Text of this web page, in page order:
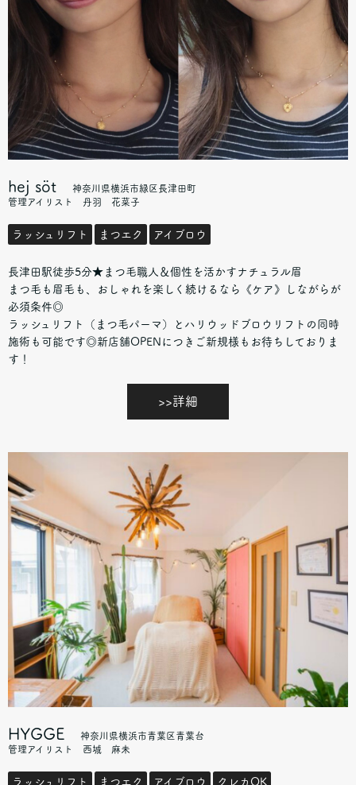
hej söt
神奈川県横浜市緑区長津田町
管理アイリスト 丹羽 花菜子
ラッシュリフト まつエク アイブロウ
長津田駅徒歩5分★まつ毛職人＆個性を活かすナチュラル眉
まつ毛も眉毛も、おしゃれを楽しく続けるなら《ケア》しながらが
必須条件◎
ラッシュリフト（まつ毛パーマ）とハリウッドブロウリフトの同時
施術も可能です◎新店舗OPENにつきご新規様もお待ちしておりま
す！
>>詳細
HYGGE
神奈川県横浜市青葉区青葉台
管理アイリスト 西城 麻未
ラッシュリフト まつエク アイブロウ クレカOK